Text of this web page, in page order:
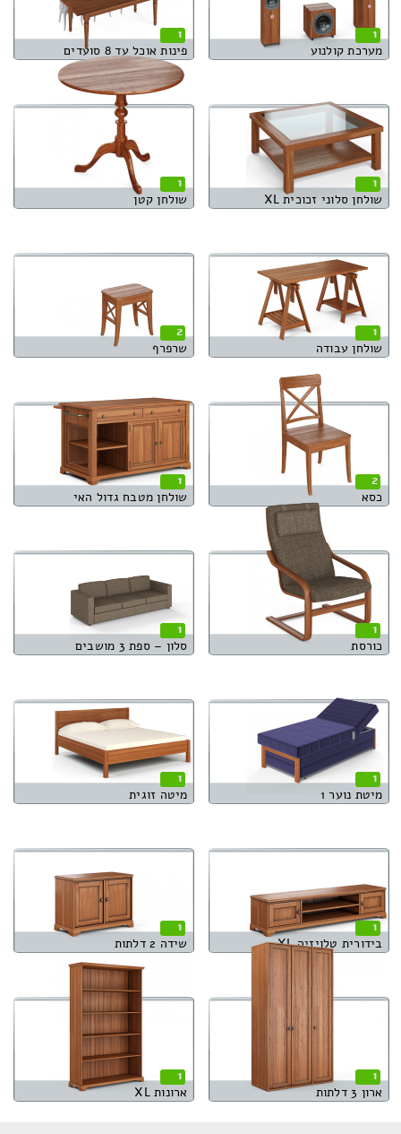
1
מערכת קולנוע
1
פינות אוכל עד 8 סועדים
1
שולחן סלוני זכוכית XL
1
שולחן קטן
1
שולחן עבודה
2
שרפרף
2
כסא
1
שולחן מטבח גדול האי
1
כורסת
1
סלון – ספת 3 מושבים
1
מיטת נוער 1
1
מיטה זוגית
1
בידורית טלויזיה XL
1
שידה 2 דלתות
1
ארון 3 דלתות
1
ארונות XL